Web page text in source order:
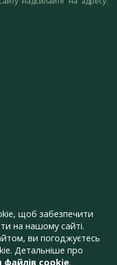
щоб забезпечити
на нашому сайті.
ви погоджуєтесь
Детальніше про
файлів cookie.